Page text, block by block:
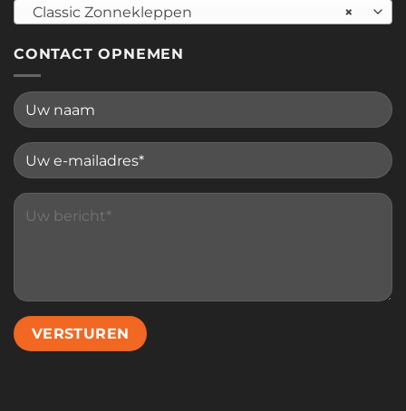
×
Classic Zonnekleppen
CONTACT OPNEMEN
Please leave this field empty.